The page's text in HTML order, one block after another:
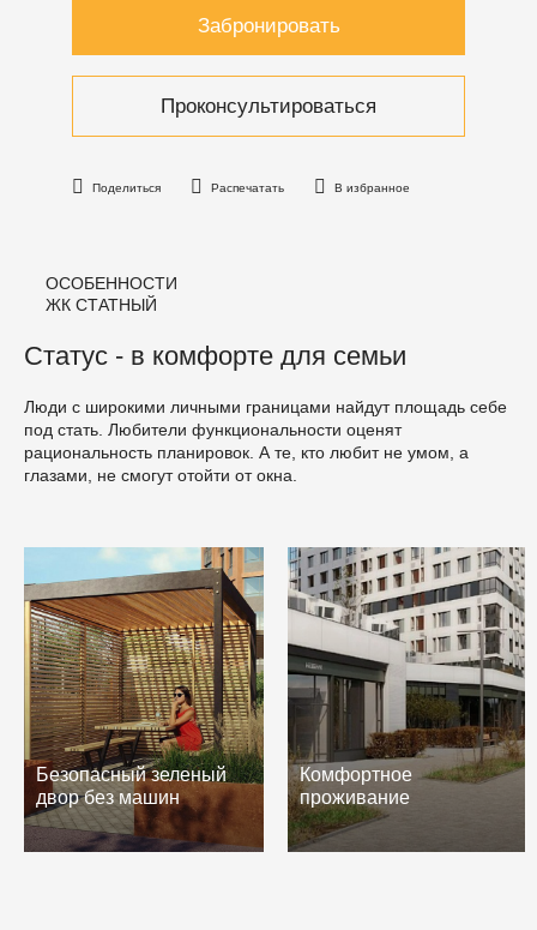
Поделиться Распечатать В избранное
Забронировать
Проконсультироваться
ОСОБЕННОСТИ
ЖК СТАТНЫЙ
Статус - в комфорте для семьи
Люди с широкими личными границами найдут площадь себе
под стать. Любители функциональности оценят
рациональность планировок. А те, кто любит не умом, а
глазами, не смогут отойти от окна.
Безопасный зеленый
двор без машин
Комфортное
проживание